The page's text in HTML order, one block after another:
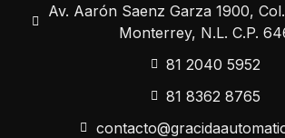
Av. Aarón Saenz Garza 1900,
Monterrey, N.L. C.P.
81 2040 5952
81 8362 8765